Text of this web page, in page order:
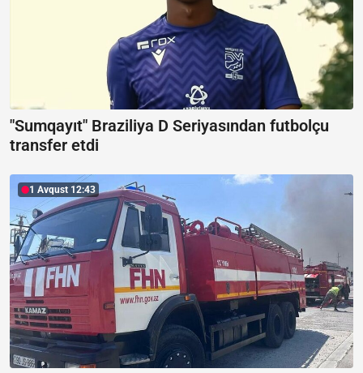
"Sumqayıt" Braziliya D Seriyasından futbolçu
transfer etdi
1 Avqust 12:43